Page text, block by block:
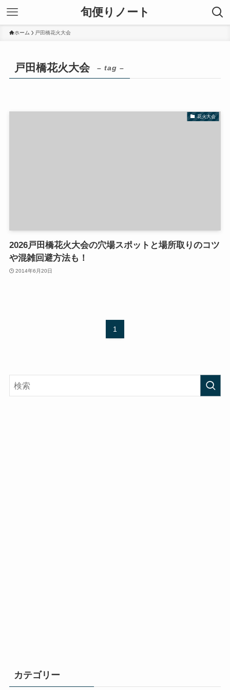
旬便りノート
ホーム 戸田橋花火大会
戸田橋花火大会 – tag –
花火大会
2026戸田橋花火大会の穴場スポットと場所取りのコツ
や混雑回避方法も！
2014年6月20日
1
カテゴリー